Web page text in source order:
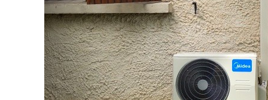
rénovation à Marseille ? Réputation solide et fiabilité
reconnue Technologie moderne pour des économies
d’énergie Produit haut de gamme et accessible
financièrement Grâce à notre expertise et notre
partenariat avec Saunier Duval, nous garantissons un
service 100% professionnel et personnalisé. AJJY
Concept : votre chauffagiste certifié RGE à Marseille